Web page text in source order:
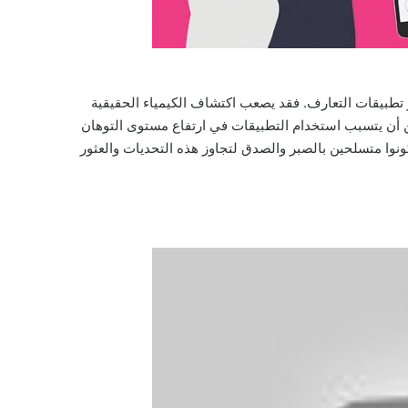
التعارف. فقد يصعب اكتشاف الكيمياء الحقيقية
أن يتسبب استخدام التطبيقات في ارتفاع مستوى التوهان
متسلحين بالصبر والصدق لتجاوز هذه التحديات والعثور